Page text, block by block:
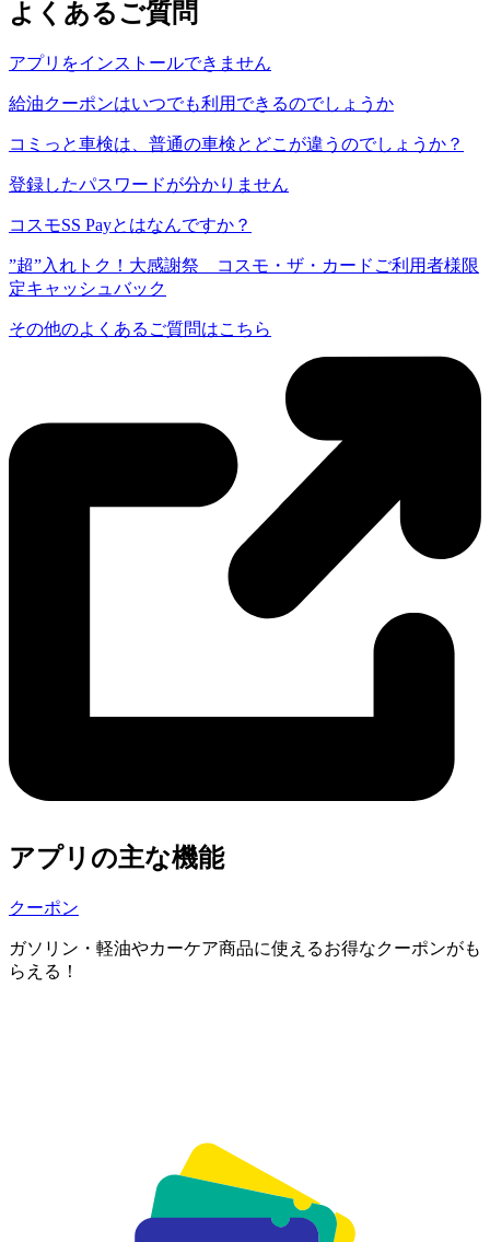
よくあるご質問
アプリをインストールできません
給油クーポンはいつでも利用できるのでしょうか
コミっと車検は、普通の車検とどこが違うのでしょうか？
登録したパスワードが分かりません
コスモSS Payとはなんですか？
”超”入れトク！大感謝祭 コスモ・ザ・カードご利用者様限
定キャッシュバック
その他のよくあるご質問はこちら
アプリの主な機能
クーポン
ガソリン・軽油やカーケア商品に使えるお得なクーポンがも
らえる！